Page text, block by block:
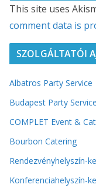
This site uses
comment data is
SZOLGÁLTATÓI
Albatros Party Service
Budapest Party Service
COMPLET Event &
Bourbon Catering
Rendezvényhelyszín-
Konferenciahelyszín-